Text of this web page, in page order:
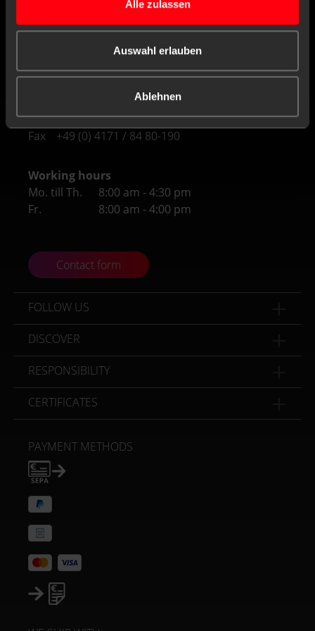
Alle zulassen
Auswahl erlauben
Ablehnen
AMPri Handelsgesellschaft mbH
21423 Winsen/Luhe
Germany
Tel
+49 (0) 4171 / 84 80-0
Fax
+49 (0) 4171 / 84 80-190
Working hours
Mo. till Th.
8:00 am - 4:30 pm
Fr.
8:00 am - 4:00 pm
Contact form
FOLLOW US
DISCOVER
RESPONSIBILITY
CERTIFICATES
PAYMENT METHODS